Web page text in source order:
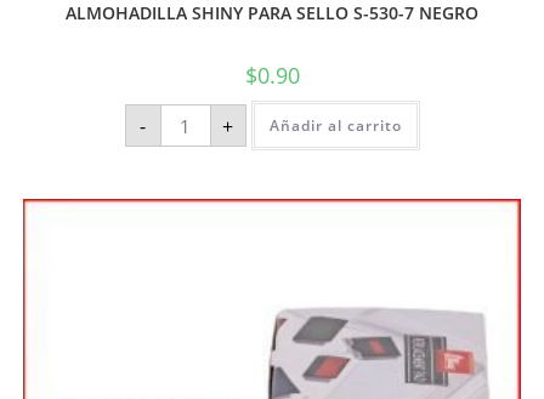
ALMOHADILLA SHINY PARA SELLO S-530-7 NEGRO
$0.90
- + Añadir al carrito